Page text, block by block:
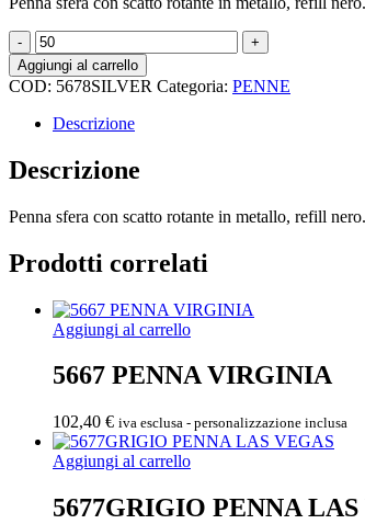
5678SILVER
Boston
-
Penna
sfera
quantità
Aggiungi al carrello
COD: 5678SILVER Categoria: PENNE
Descrizione
Descrizione
Penna sfera con scatto rotante in metallo, refill
Prodotti correlati
Aggiungi al carrello
5667 PENNA VIRGINIA
102,40 € iva esclusa - personalizzazione inclusa
Aggiungi al carrello
5677GRIGIO PENNA